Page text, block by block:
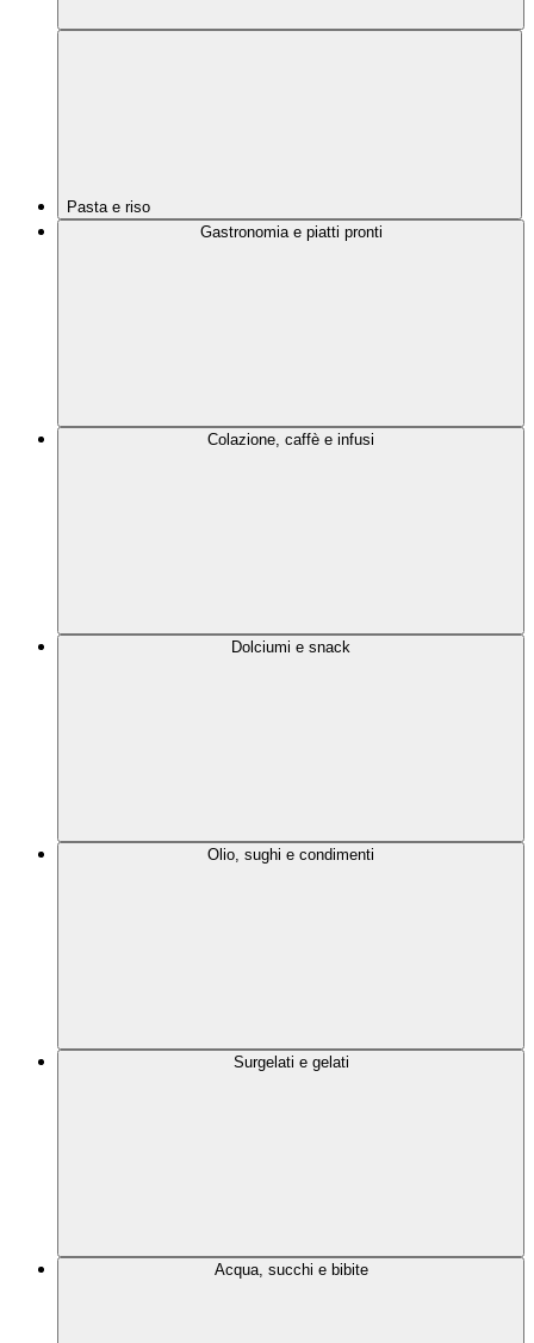
Pasta e riso
Gastronomia e piatti pronti
Colazione, caffè e infusi
Dolciumi e snack
Olio, sughi e condimenti
Surgelati e gelati
Acqua, succhi e bibite